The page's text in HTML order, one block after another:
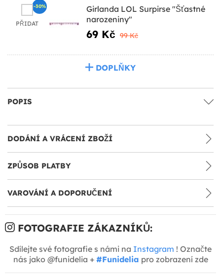
PŘIDAT
Girlanda LOL Surpirse "Šťastné
narozeniny"
69 Kč 99 Kč
-30%
DOPLŇKY
POPIS
DODÁNÍ A VRÁCENÍ ZBOŽÍ
ZPŮSOB PLATBY
VAROVÁNÍ A DOPORUČENÍ
FOTOGRAFIE ZÁKAZNÍKŮ:
Sdílejte své fotografie s námi na Instagram ! Označte
nás jako @funidelia + #Funidelia pro zobrazení zde